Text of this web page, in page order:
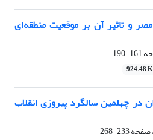
و تاثیر آن بر موقعیت منطقه‌ای
161-190
924.48 K
در چهلمین سالگرد پیروزی انقلاب
233-268